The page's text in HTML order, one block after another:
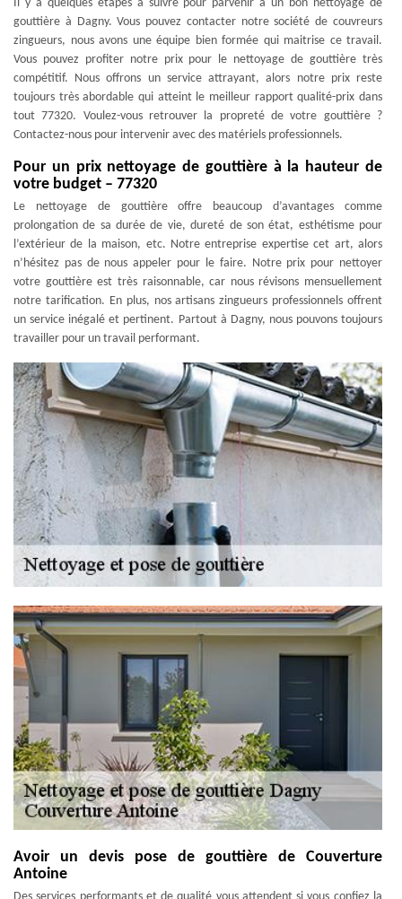
Il y a quelques étapes à suivre pour parvenir à un bon nettoyage de
gouttière à Dagny. Vous pouvez contacter notre société de couvreurs
zingueurs, nous avons une équipe bien formée qui maitrise ce travail.
Vous pouvez profiter notre prix pour le nettoyage de gouttière très
compétitif. Nous offrons un service attrayant, alors notre prix reste
toujours très abordable qui atteint le meilleur rapport qualité-prix dans
tout 77320. Voulez-vous retrouver la propreté de votre gouttière ?
Contactez-nous pour intervenir avec des matériels professionnels.
Pour un prix nettoyage de gouttière à la hauteur de
votre budget – 77320
Le nettoyage de gouttière offre beaucoup d’avantages comme
prolongation de sa durée de vie, dureté de son état, esthétisme pour
l’extérieur de la maison, etc. Notre entreprise expertise cet art, alors
n’hésitez pas de nous appeler pour le faire. Notre prix pour nettoyer
votre gouttière est très raisonnable, car nous révisons mensuellement
notre tarification. En plus, nos artisans zingueurs professionnels offrent
un service inégalé et pertinent. Partout à Dagny, nous pouvons toujours
travailler pour un travail performant.
Avoir un devis pose de gouttière de Couverture
Antoine